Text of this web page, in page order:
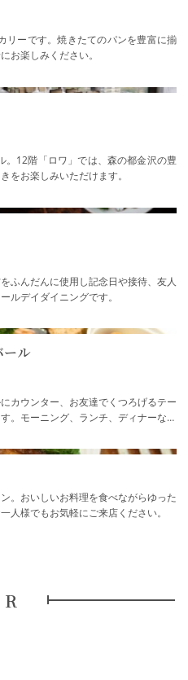
リーです。焼きたてのパンを豊富に揃
お楽しみください。
。12階「ロワ」では、森の都金沢の豊
をお楽しみいただけます。
ふんだんに使用し記念日や接待、友人
ルデイダイニングです。
ル
カウンター、お友達でくつろげるテー
。モーニング、ランチ、ディナーなど
。おいしいお料理を食べながらゆった
人様でもお気軽にご来店ください。